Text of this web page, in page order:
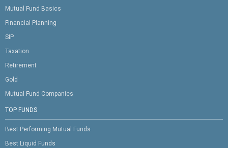
Mutual Fund Basics
Financial Planning
SIP
Taxation
Retirement
Gold
Mutual Fund Companies
TOP FUNDS
Best Performing Mutual Funds
Best Liquid Funds